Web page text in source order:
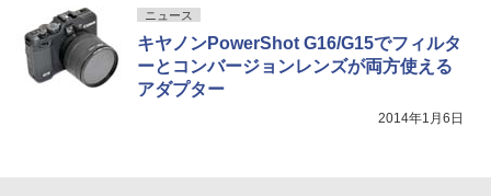
ニュース
キヤノンPowerShot G16/G15でフィルタ
ーとコンバージョンレンズが両方使える
アダプター
2014年1月6日